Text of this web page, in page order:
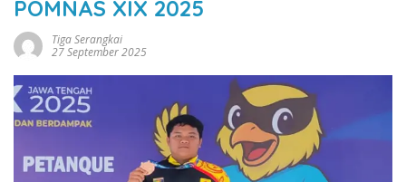
POMNAS XIX 2025
Tiga Serangkai
27 September 2025